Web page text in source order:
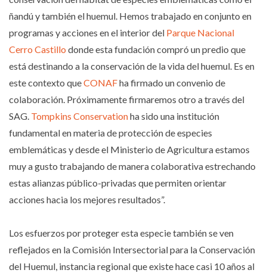
ñandú y también el huemul. Hemos trabajado en conjunto en
programas y acciones en el interior del Parque Nacional
Cerro Castillo donde esta fundación compró un predio que
está destinando a la conservación de la vida del huemul. Es en
este contexto queCONAFha firmado un convenio de
colaboración. Próximamente firmaremos otro a través del
SAG. Tompkins Conservationha sido una institución
fundamental en materia de protección de especies
emblemáticas y desde el Ministerio de Agricultura estamos
muy a gusto trabajando de manera colaborativa estrechando
estas alianzas público-privadas que permiten orientar
acciones hacia los mejores resultados”.
Los esfuerzos por proteger esta especie también se ven
reflejados en la Comisión Intersectorial para la Conservación
del Huemul, instancia regional que existe hace casi 10 años al